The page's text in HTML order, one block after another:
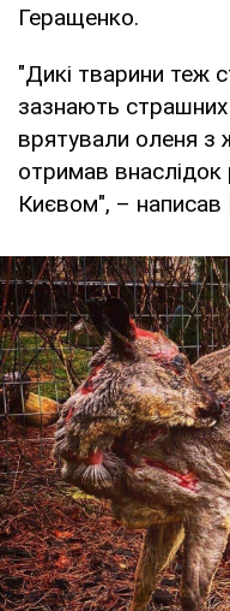
Геращенко.
"Дикі тварини теж
зазнають страшних
врятували оленя з
отримав внаслідок
Києвом", – написав